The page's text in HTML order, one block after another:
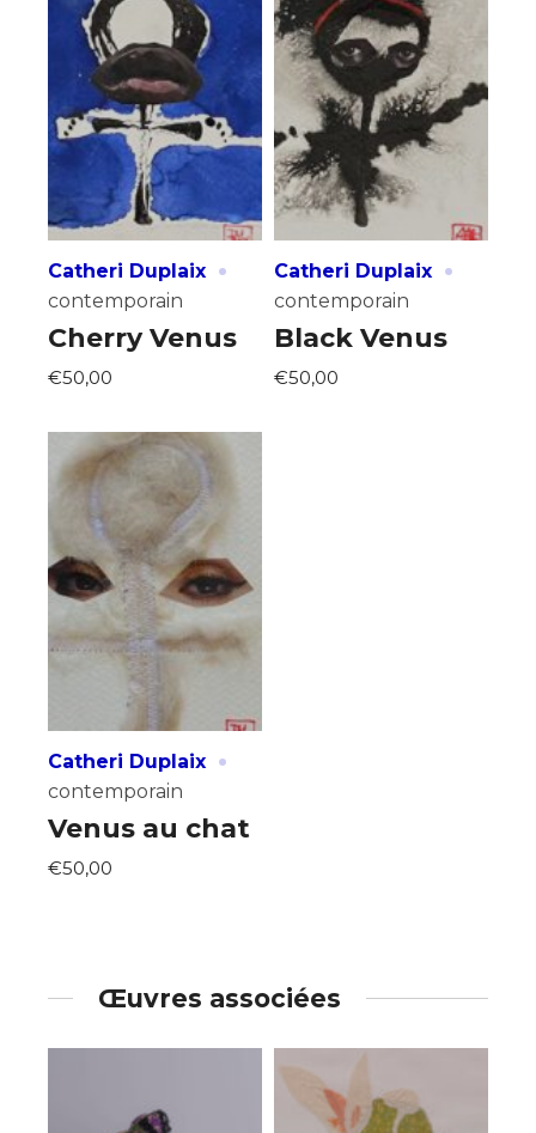
Catheri Duplaix ·
contemporain
Cherry Venus
€50,00
Catheri Duplaix ·
contemporain
Black Venus
€50,00
Catheri Duplaix ·
contemporain
Venus au chat
€50,00
Œuvres associées